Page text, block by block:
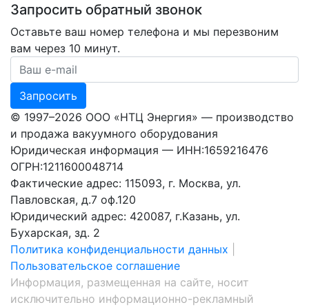
Запросить обратный звонок
Оставьте ваш номер телефона и мы перезвоним
вам через 10 минут.
Ваш номер телефона
Запросить
© 1997–2026 ООО «НТЦ Энергия» — производство
и продажа вакуумного оборудования
Юридическая информация — ИНН:1659216476
ОГРН:1211600048714
Фактические адрес: 115093, г. Москва, ул.
Павловская, д.7 оф.120
Юридический адрес: 420087, г.Казань, ул.
Бухарская, зд. 2
Политика конфиденциальности данных
Пользовательское соглашение
Информация, размещенная на сайте, носит
исключительно информационно-рекламный